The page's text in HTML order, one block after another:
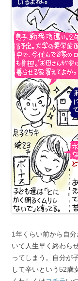
1年くらい前から自
いて人生早く終わら
ってしまう。自分が
して辛いという52歳